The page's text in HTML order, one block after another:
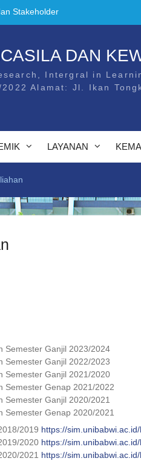
Universitas
Stakeholder
Stakeholder
DAN
Intergral in
2022 Alamat: Jl. Ikan
LAYANAN
Semester Ganjil 2023/2024
Semester Ganjil 2022/2023
Semester Ganjil 2021/2020
Semester Genap 2021/2022
Semester Ganjil 2020/2021
Semester Genap 2020/2021
2019 https://
2020 https://
2021 https://